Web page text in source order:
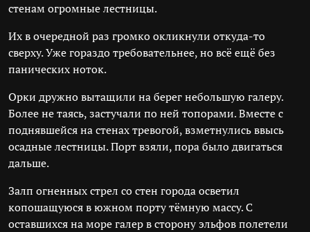
стенам огромные лестницы.
Их в очередной раз громко окликнули откуда-то
сверху. Уже гораздо требовательнее, но всё ещё без
панических ноток.
Орки дружно вытащили на берег небольшую галеру.
Более не таясь, застучали по ней топорами. Вместе с
поднявшейся на стенах тревогой, взметнулись ввысь
осадные лестницы. Порт взяли, пора было двигаться
дальше.
Залп огненных стрел со стен города осветил
копошащуюся в южном порту тёмную массу. С
оставшихся на море галер в сторону эльфов полетели